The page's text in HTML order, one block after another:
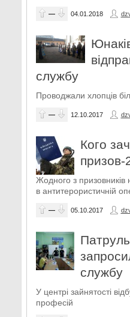
— 04.01.2018
службу
Проводжали хлопців
— 12.10.2017
Кого
призов-
Жодного з призовників
в антитерористичній
— 05.10.2017
службу
У центрі зайнятості
професій